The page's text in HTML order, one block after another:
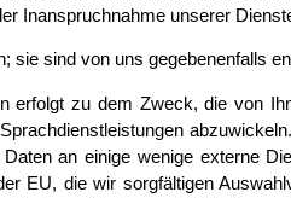
Inanspruchnahme unserer
sie sind von uns gegebenenfalls
erfolgt zu dem Zweck, die von
an einige wenige externe
EU, die wir sorgfältigen